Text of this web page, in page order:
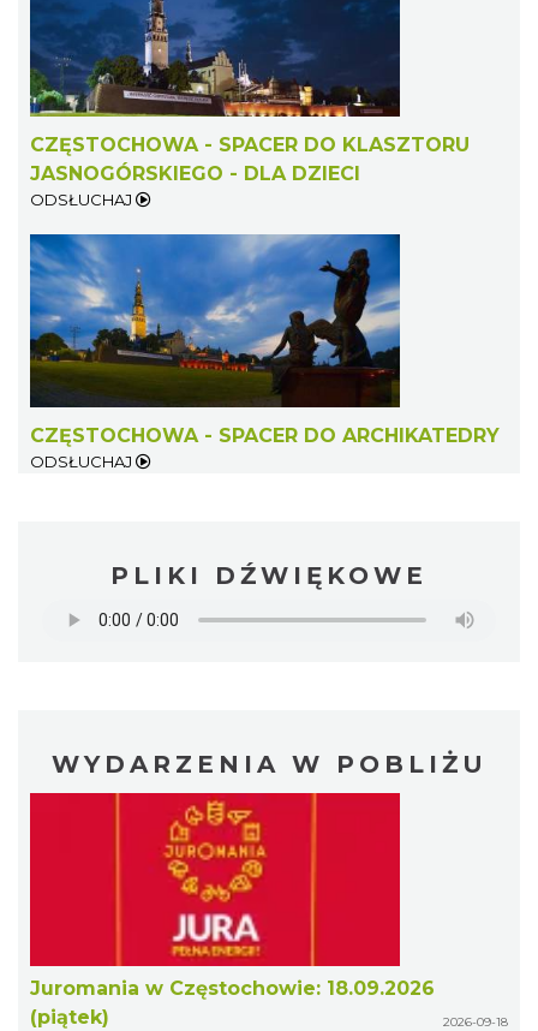
CZĘSTOCHOWA - SPACER DO KLASZTORU
JASNOGÓRSKIEGO - DLA DZIECI
ODSŁUCHAJ
CZĘSTOCHOWA - SPACER DO ARCHIKATEDRY
ODSŁUCHAJ
PLIKI DŹWIĘKOWE
WYDARZENIA W POBLIŻU
Juromania w Częstochowie: 18.09.2026
(piątek)
2026-09-18